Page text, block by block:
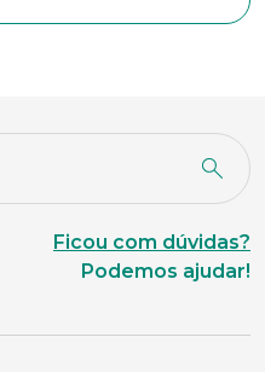
Ficou com dúvidas?
Podemos ajudar!